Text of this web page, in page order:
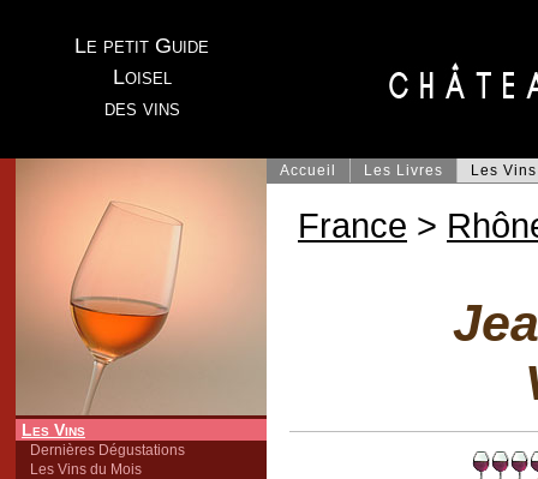
Le petit Guide
Loisel
des vins
Les Vins
Dernières Dégustations
Les Vins du Mois
Accueil Les Livres Les Vins
France >